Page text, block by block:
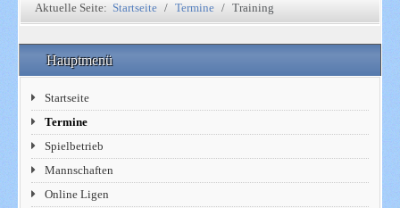
Aktuelle Seite: Startseite Termine Training
Hauptmenü
Startseite
Termine
Spielbetrieb
Mannschaften
Online Ligen